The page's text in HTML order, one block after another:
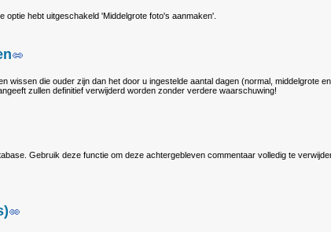
hebt uitgeschakeld 'Middelgrote foto's aanmaken'.
wissen die ouder zijn dan het door u ingestelde aantal dagen (normal, middelgrote
zullen definitief verwijderd worden zonder verdere waarschuwing!
Gebruik deze functie om deze achtergebleven commentaar volledig te